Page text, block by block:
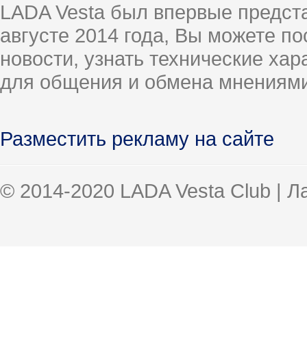
LADA Vesta был впервые
августе 2014 года, Вы можете
новости, узнать технические
для общения и обмена
Разместить рекламу на сайте
© 2014-2020 LADA Vesta Club |